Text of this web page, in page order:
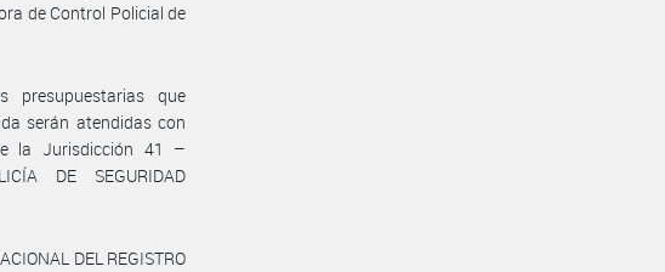
de Control Policial de
presupuestarias que
serán atendidas con
la Jurisdicción 41 –
DE SEGURIDAD
DEL REGISTRO